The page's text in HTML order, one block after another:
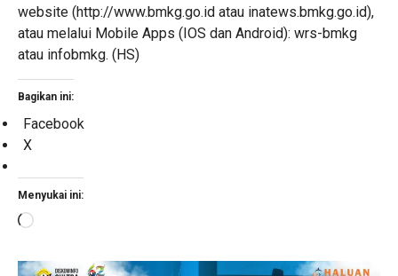
website (http://www.bmkg.go.id atau inatews.bmkg.go.id),
atau melalui Mobile Apps (IOS dan Android): wrs-bmkg
atau infobmkg. (HS)
Bagikan ini:
Facebook
X
Menyukai ini:
Memuat...